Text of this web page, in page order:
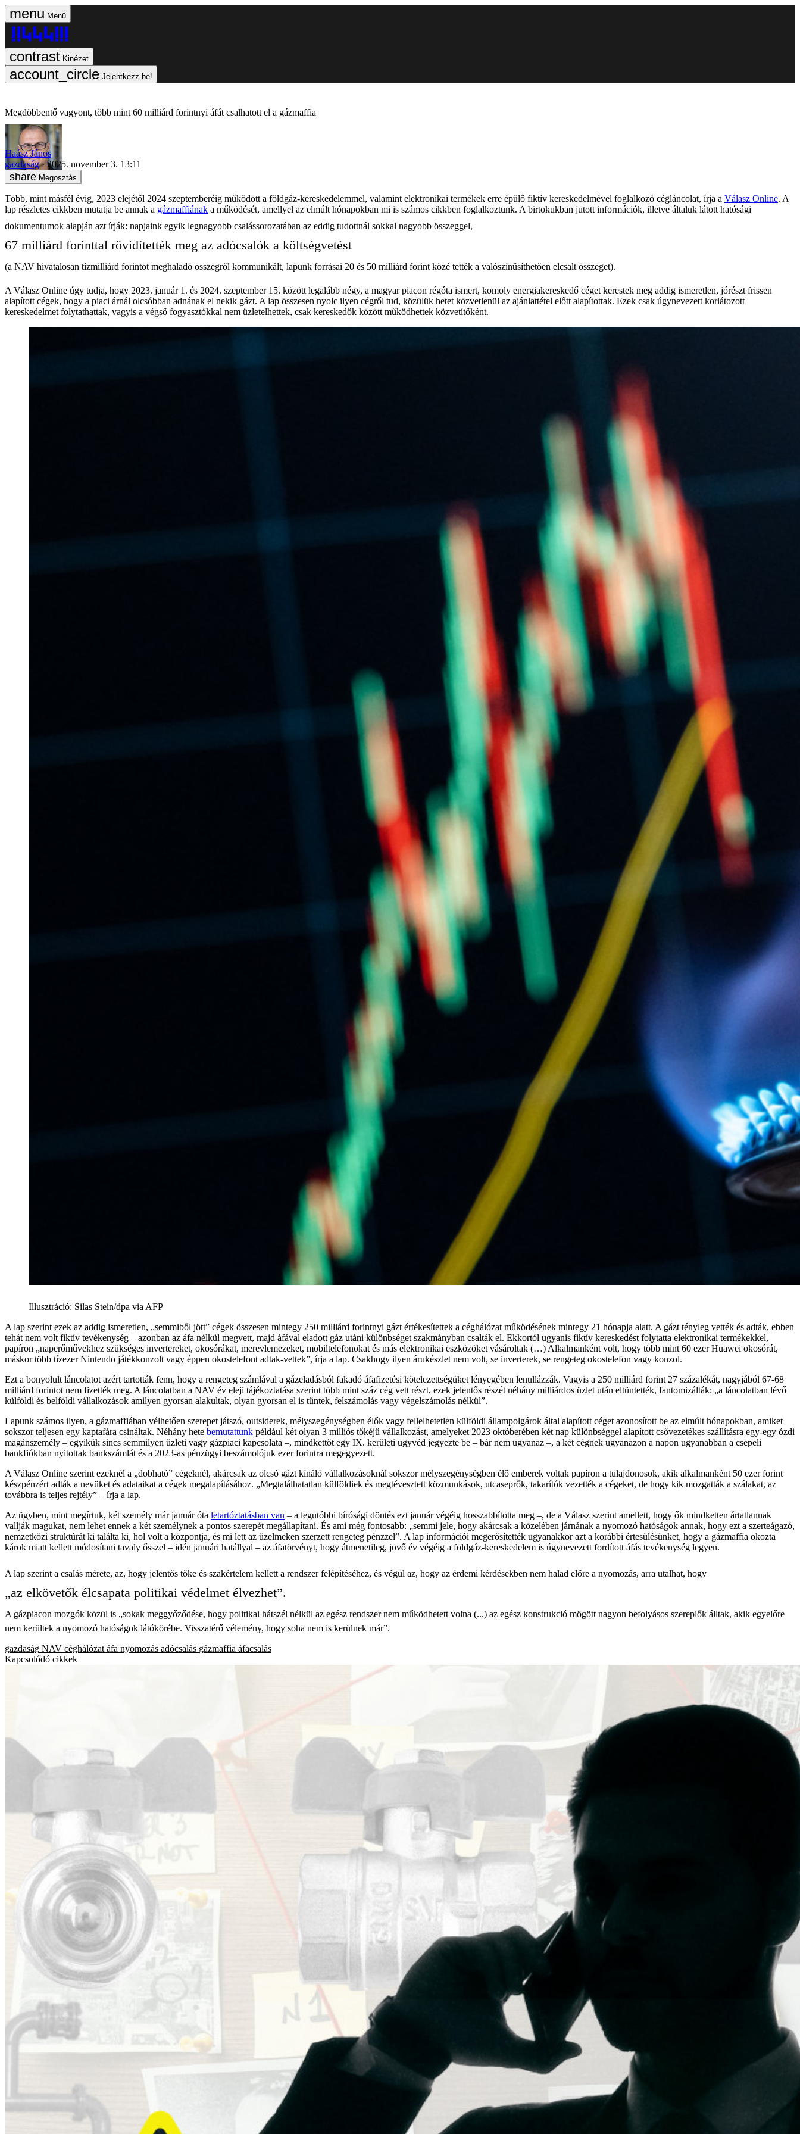
Menü
Kinézet
Jelentkezz be!
Megdöbbentő vagyont, több mint 60 milliárd forintnyi áfát csalhatott el a gázmaffia
Haász János
gazdaság
2025. november 3. 13:11
Megosztás
Több, mint másfél évig, 2023 elejétől 2024 szeptemberéig működött a földgáz-kereskedelemmel, valamint elektronikai termékek erre épülő fiktív kereskedelmével foglalkozó cégláncolat, írja a Válasz Online. A
lap részletes cikkben mutatja be annak a gázmaffiának a működését, amellyel az elmúlt hónapokban mi is számos cikkben foglalkoztunk. A birtokukban jutott információk, illetve általuk látott hatósági
dokumentumok alapján azt írják: napjaink egyik legnagyobb csalássorozatában az eddig tudottnál sokkal nagyobb összeggel,
67 milliárd forinttal rövidítették meg az adócsalók a költségvetést
(a NAV hivatalosan tízmilliárd forintot meghaladó összegről kommunikált, lapunk forrásai 20 és 50 milliárd forint közé tették a valószínűsíthetően elcsalt összeget).
A Válasz Online úgy tudja, hogy 2023. január 1. és 2024. szeptember 15. között legalább négy, a magyar piacon régóta ismert, komoly energiakereskedő céget kerestek meg addig ismeretlen, jórészt frissen
alapított cégek, hogy a piaci árnál olcsóbban adnának el nekik gázt. A lap összesen nyolc ilyen cégről tud, közülük hetet közvetlenül az ajánlattétel előtt alapítottak. Ezek csak úgynevezett korlátozott
kereskedelmet folytathattak, vagyis a végső fogyasztókkal nem üzletelhettek, csak kereskedők között működhettek közvetítőként.
Illusztráció: Silas Stein/dpa via AFP
A lap szerint ezek az addig ismeretlen, „semmiből jött” cégek összesen mintegy 250 milliárd forintnyi gázt értékesítettek a céghálózat működésének mintegy 21 hónapja alatt. A gázt tényleg vették és adták, ebben
tehát nem volt fiktív tevékenység – azonban az áfa nélkül megvett, majd áfával eladott gáz utáni különbséget szakmányban csalták el. Ekkortól ugyanis fiktív kereskedést folytatta elektronikai termékekkel,
papíron „naperőművekhez szükséges invertereket, okosórákat, merevlemezeket, mobiltelefonokat és más elektronikai eszközöket vásároltak (…) Alkalmanként volt, hogy több mint 60 ezer Huawei okosórát,
máskor több tízezer Nintendo játékkonzolt vagy éppen okostelefont adtak-vettek”, írja a lap. Csakhogy ilyen árukészlet nem volt, se inverterek, se rengeteg okostelefon vagy konzol.
Ezt a bonyolult láncolatot azért tartották fenn, hogy a rengeteg számlával a gázeladásból fakadó áfafizetési kötelezettségüket lényegében lenullázzák. Vagyis a 250 milliárd forint 27 százalékát, nagyjából 67-68
milliárd forintot nem fizették meg. A láncolatban a NAV év eleji tájékoztatása szerint több mint száz cég vett részt, ezek jelentős részét néhány milliárdos üzlet után eltüntették, fantomizálták: „a láncolatban lévő
külföldi és belföldi vállalkozások amilyen gyorsan alakultak, olyan gyorsan el is tűntek, felszámolás vagy végelszámolás nélkül”.
Lapunk számos ilyen, a gázmaffiában vélhetően szerepet játszó, outsiderek, mélyszegénységben élők vagy fellelhetetlen külföldi állampolgárok által alapított céget azonosított be az elmúlt hónapokban, amiket
sokszor teljesen egy kaptafára csináltak. Néhány hete bemutattunk például két olyan 3 milliós tőkéjű vállalkozást, amelyeket 2023 októberében két nap különbséggel alapított csővezetékes szállításra egy-egy ózdi
magánszemély – egyikük sincs semmilyen üzleti vagy gázpiaci kapcsolata –, mindkettőt egy IX. kerületi ügyvéd jegyezte be – bár nem ugyanaz –, a két cégnek ugyanazon a napon ugyanabban a csepeli
bankfiókban nyitottak bankszámlát és a 2023-as pénzügyi beszámolójuk ezer forintra megegyezett.
A Válasz Online szerint ezeknél a „dobható” cégeknél, akárcsak az olcsó gázt kínáló vállalkozásoknál sokszor mélyszegénységben élő emberek voltak papíron a tulajdonosok, akik alkalmanként 50 ezer forint
készpénzért adták a nevüket és adataikat a cégek megalapításához. „Megtalálhatatlan külföldiek és megtévesztett közmunkások, utcaseprők, takarítók vezették a cégeket, de hogy kik mozgatták a szálakat, az
továbbra is teljes rejtély” – írja a lap.
Az ügyben, mint megírtuk, két személy már január óta letartóztatásban van – a legutóbbi bírósági döntés ezt január végéig hosszabbította meg –, de a Válasz szerint amellett, hogy ők mindketten ártatlannak
vallják magukat, nem lehet ennek a két személynek a pontos szerepét megállapítani. És ami még fontosabb: „semmi jele, hogy akárcsak a közelében járnának a nyomozó hatóságok annak, hogy ezt a szerteágazó,
nemzetközi struktúrát ki találta ki, hol volt a központja, és mi lett az üzelmeken szerzett rengeteg pénzzel”. A lap információi megerősítették ugyanakkor azt a korábbi értesülésünket, hogy a gázmaffia okozta
károk miatt kellett módosítani tavaly ősszel – idén januári hatállyal – az áfatörvényt, hogy átmenetileg, jövő év végéig a földgáz-kereskedelem is úgynevezett fordított áfás tevékenység legyen.
A lap szerint a csalás mérete, az, hogy jelentős tőke és szakértelem kellett a rendszer felépítéséhez, és végül az, hogy az érdemi kérdésekben nem halad előre a nyomozás, arra utalhat, hogy
„az elkövetők élcsapata politikai védelmet élvezhet”.
A gázpiacon mozgók közül is „sokak meggyőződése, hogy politikai hátszél nélkül az egész rendszer nem működhetett volna (...) az egész konstrukció mögött nagyon befolyásos szereplők álltak, akik egyelőre
nem kerültek a nyomozó hatóságok látókörébe. Visszatérő vélemény, hogy soha nem is kerülnek már”.
gazdaság NAV céghálózat áfa nyomozás adócsalás gázmaffia áfacsalás
Kapcsolódó cikkek